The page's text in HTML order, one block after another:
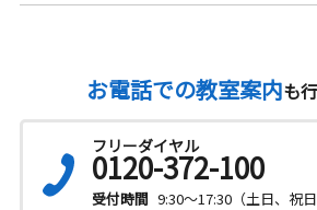
お電話での教室案内も
フリーダイヤル
0120-372-100
受付時間 9:30～17:30（土日、祝日